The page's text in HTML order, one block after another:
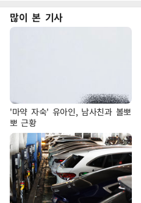
많이 본 기사
'마약 자숙' 유아인, 남사친과 볼뽀
뽀 근황